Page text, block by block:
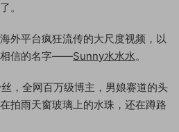
。
外平台疯狂流传的大尺度视频，以
相信的名字——Sunny水水水。
，全网百万级博主，男娘赛道的头
拍雨天窗玻璃上的水珠，还在蹲路